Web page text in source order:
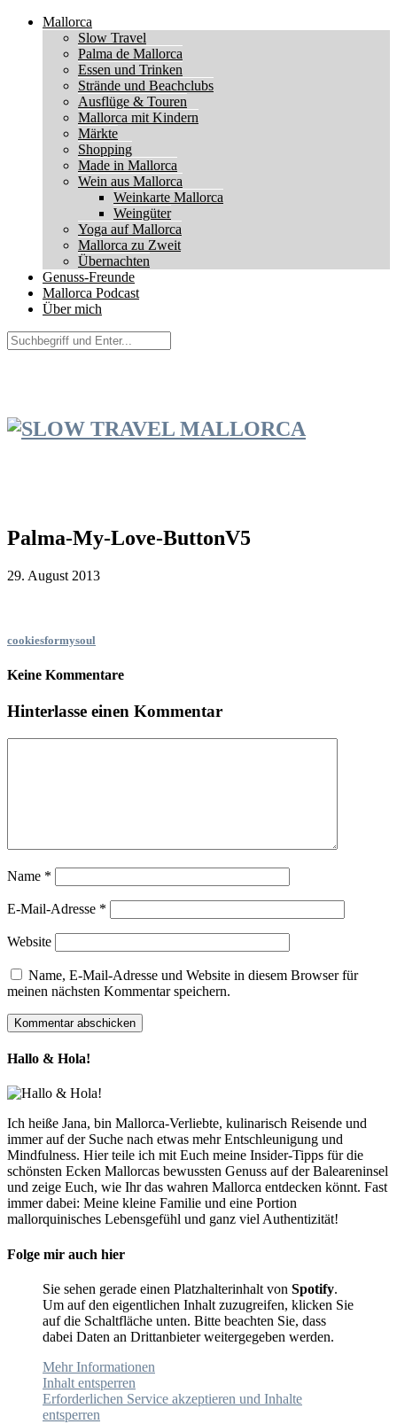
Mallorca
Slow Travel
Palma de Mallorca
Essen und Trinken
Strände und Beachclubs
Ausflüge & Touren
Mallorca mit Kindern
Märkte
Shopping
Made in Mallorca
Wein aus Mallorca
Weinkarte Mallorca
Weingüter
Yoga auf Mallorca
Mallorca zu Zweit
Übernachten
Genuss-Freunde
Mallorca Podcast
Über mich
Palma-My-Love-ButtonV5
29. August 2013
cookiesformysoul
Keine Kommentare
Hinterlasse einen Kommentar
Name *
E-Mail-Adresse *
Website
Name, E-Mail-Adresse und Website in diesem Browser für
meinen nächsten Kommentar speichern.
Hallo & Hola!
Ich heiße Jana, bin Mallorca-Verliebte, kulinarisch Reisende und
immer auf der Suche nach etwas mehr Entschleunigung und
Mindfulness. Hier teile ich mit Euch meine Insider-Tipps für die
schönsten Ecken Mallorcas bewussten Genuss auf der Baleareninsel
und zeige Euch, wie Ihr das wahren Mallorca entdecken könnt. Fast
immer dabei: Meine kleine Familie und eine Portion
mallorquinisches Lebensgefühl und ganz viel Authentizität!
Folge mir auch hier
Sie sehen gerade einen Platzhalterinhalt von Spotify.
Um auf den eigentlichen Inhalt zuzugreifen, klicken Sie
auf die Schaltfläche unten. Bitte beachten Sie, dass
dabei Daten an Drittanbieter weitergegeben werden.
Mehr Informationen
Inhalt entsperren
Erforderlichen Service akzeptieren und Inhalte
entsperren